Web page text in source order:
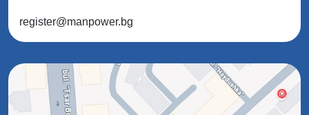
register@manpower.bg